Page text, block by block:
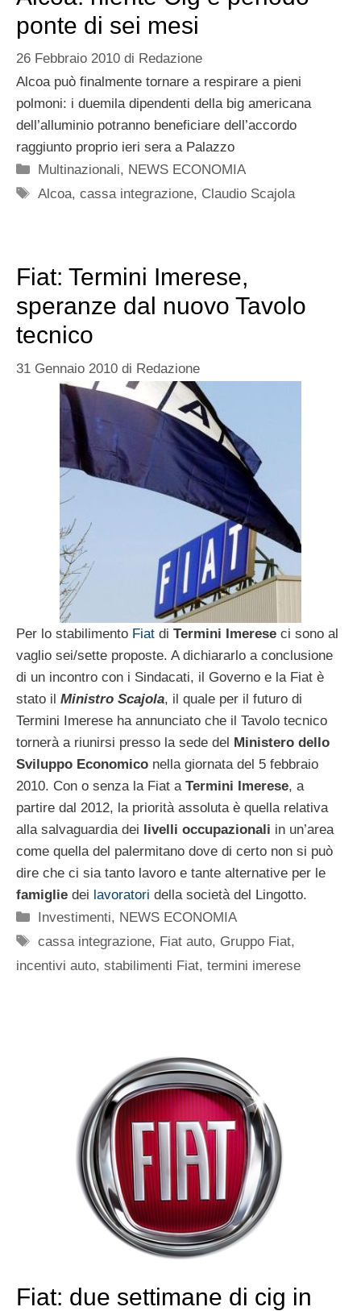
ponte di sei mesi
26 Febbraio 2010 di Redazione
Alcoa può finalmente tornare a respirare a pieni
polmoni: i duemila dipendenti della big americana
dell’alluminio potranno beneficiare dell’accordo
raggiunto proprio ieri sera a Palazzo
Categorie
Multinazionali, NEWS ECONOMIA
Tag
Alcoa,cassa integrazione, Claudio Scajola
Fiat: Termini Imerese,
speranze dal nuovo Tavolo
tecnico
31 Gennaio 2010 di Redazione
Per lo stabilimento Fiat di Termini Imerese ci sono al
vaglio sei/sette proposte. A dichiararlo a conclusione
di un incontro con i Sindacati, il Governo e la Fiat è
stato il Ministro Scajola, il quale per il futuro di
Termini Imerese ha annunciato che il Tavolo tecnico
tornerà a riunirsi presso la sede del Ministero dello
Sviluppo Economico nella giornata del 5 febbraio
2010. Con o senza la Fiat a Termini Imerese, a
partire dal 2012, la priorità assoluta è quella relativa
alla salvaguardia dei livelli occupazionali in un’area
come quella del palermitano dove di certo non si può
dire che ci sia tanto lavoro e tante alternative per le
famiglie dei lavoratori della società del Lingotto.
Categorie
Investimenti, NEWS ECONOMIA
Tag
cassa integrazione, Fiat auto, Gruppo Fiat,
incentivi auto, stabilimenti Fiat, termini imerese
Fiat: due settimane di cig in